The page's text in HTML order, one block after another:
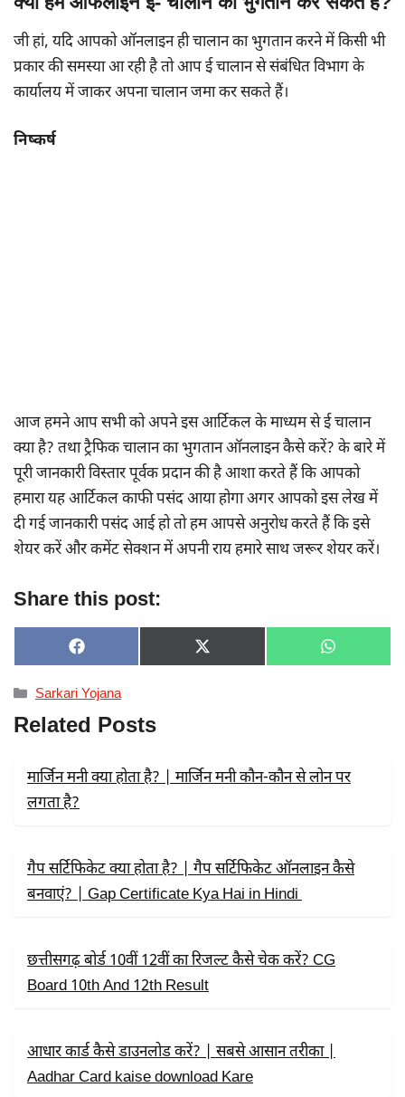
जी हां, यदि आपको ऑनलाइन ही चालान का भुगतान करने में किसी भी
प्रकार की समस्या आ रही है तो आप ई चालान से संबंधित विभाग के
कार्यालय में जाकर अपना चालान जमा कर सकते हैं।
निष्कर्ष
आज हमने आप सभी को अपने इस आर्टिकल के माध्यम से ई चालान
क्या है? तथा ट्रैफिक चालान का भुगतान ऑनलाइन कैसे करें? के बारे में
पूरी जानकारी विस्तार पूर्वक प्रदान की है आशा करते हैं कि आपको
हमारा यह आर्टिकल काफी पसंद आया होगा अगर आपको इस लेख में
दी गई जानकारी पसंद आई हो तो हम आपसे अनुरोध करते हैं कि इसे
शेयर करें और कमेंट सेक्शन में अपनी राय हमारे साथ जरूर शेयर करें।
Share this post:
SHARE
ON
F
A
C
E
B
O
SHARE
ON
X
(
R
SHARE
ON
W
H
Categories
Sarkari Yojana
Related Posts
मार्जिन मनी क्या होता है? | मार्जिन मनी कौन-कौन से लोन पर
लगता है?
गैप सर्टिफिकेट क्या होता है? | गैप सर्टिफिकेट ऑनलाइन कैसे
बनवाएं? | Gap Certificate Kya Hai in Hindi
छत्तीसगढ़ बोर्ड 10वीं 12वीं का रिजल्ट कैसे चेक करें? CG
Board 10th And 12th Result
आधार कार्ड कैसे डाउनलोड करें? | सबसे आसान तरीका |
Aadhar Card kaise download Kare